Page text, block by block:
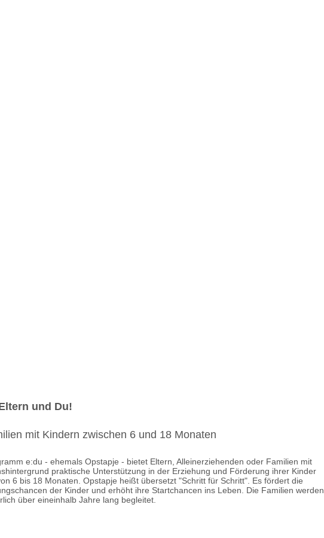
und Du!
mit Kindern zwischen 6 und 18 Monaten
e:du - ehemals Opstapje - bietet Eltern, Alleinerziehenden oder Familien mit
praktische Unterstützung in der Erziehung und Förderung ihrer Kinder
6 bis 18 Monaten. Opstapje heißt übersetzt "Schritt für Schritt". Es fördert die
der Kinder und erhöht ihre Startchancen ins Leben. Die Familien werden
über eineinhalb Jahre lang begleitet.